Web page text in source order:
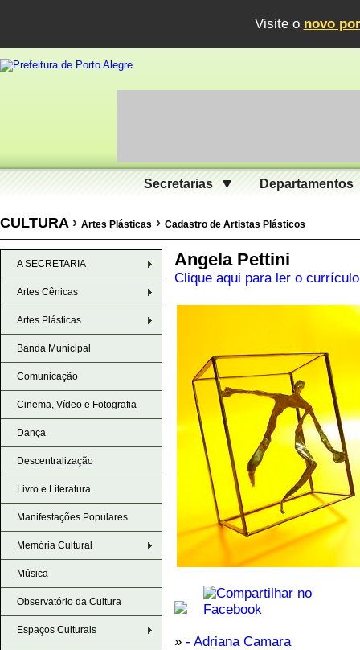
Visite o novo
Secretarias Departamentos
CULTURA› Artes Plásticas › Cadastro de Artistas Plásticos
A SECRETARIA
Artes Cênicas
Artes Plásticas
Banda Municipal
Comunicação
Cinema, Vídeo e Fotografia
Dança
Descentralização
Livro e Literatura
Manifestações Populares
Memória Cultural
Música
Observatório da Cultura
Espaços Culturais
Angela Pettini
Clique aqui para ler o
» - Adriana Camara